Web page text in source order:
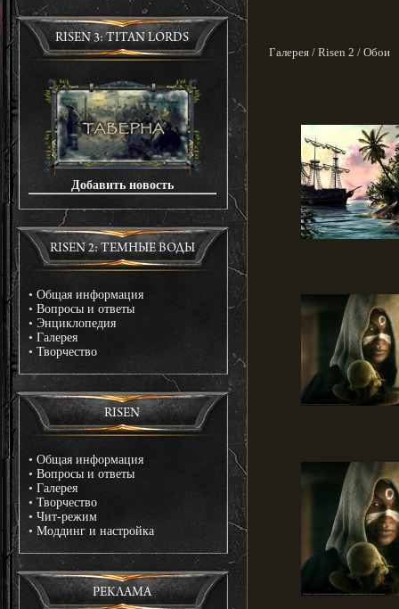
RISEN 3: TITAN LORDS
Добавить новость
RISEN 2: ТЕМНЫЕ ВОДЫ
• Общая информация
• Вопросы и ответы
• Энциклопедия
• Галерея
• Творчество
RISEN
• Общая информация
• Вопросы и ответы
• Галерея
• Творчество
• Чит-режим
• Моддинг и настройка
РЕКЛАМА
Галерея / Risen 2 / Обои